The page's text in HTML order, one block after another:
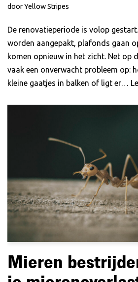
doorYellow Stripes
De renovatieperiode is volop
worden aangepakt, plafonds gaan
komen opnieuw in het zicht. Net op
vaak een onverwacht probleem op:
kleine gaatjes in balken of ligt er…
Mieren